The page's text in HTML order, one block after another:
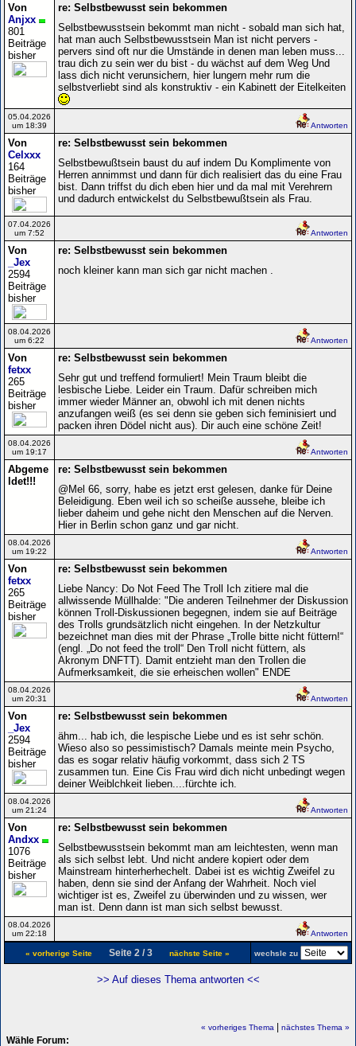
Von
Anjxx
801
Beiträge
bisher
re: Selbstbewusst sein bekommen
Selbstbewusstsein bekommt man nicht - sobald man sich hat,
hat man auch Selbstbewusstsein Man ist nicht pervers -
pervers sind oft nur die Umstände in denen man leben muss...
trau dich zu sein wer du bist - du wächst auf dem Weg Und
lass dich nicht verunsichern, hier lungern mehr rum die
selbstverliebt sind als konstruktiv - ein Kabinett der Eitelkeiten
05.04.2026
um 18:39
Antworten
Von
Celxxx
164
Beiträge
bisher
re: Selbstbewusst sein bekommen
Selbstbewußtsein baust du auf indem Du Komplimente von
Herren annimmst und dann für dich realisiert das du eine Frau
bist. Dann triffst du dich eben hier und da mal mit Verehrern
und dadurch entwickelst du Selbstbewußtsein als Frau.
07.04.2026
um 7:52
Antworten
Von
_Jex
2594
Beiträge
bisher
re: Selbstbewusst sein bekommen
noch kleiner kann man sich gar nicht machen .
08.04.2026
um 6:22
Antworten
Von
fetxx
265
Beiträge
bisher
re: Selbstbewusst sein bekommen
Sehr gut und treffend formuliert! Mein Traum bleibt die
lesbische Liebe. Leider ein Traum. Dafür schreiben mich
immer wieder Männer an, obwohl ich mit denen nichts
anzufangen weiß (es sei denn sie geben sich feminisiert und
packen ihren Dödel nicht aus). Dir auch eine schöne Zeit!
08.04.2026
um 19:17
Antworten
Abgeme
ldet!!!
re: Selbstbewusst sein bekommen
@Mel 66, sorry, habe es jetzt erst gelesen, danke für Deine
Beleidigung. Eben weil ich so scheiße aussehe, bleibe ich
lieber daheim und gehe nicht den Menschen auf die Nerven.
Hier in Berlin schon ganz und gar nicht.
08.04.2026
um 19:22
Antworten
Von
fetxx
265
Beiträge
bisher
re: Selbstbewusst sein bekommen
Liebe Nancy: Do Not Feed The Troll Ich zitiere mal die
allwissende Müllhalde: "Die anderen Teilnehmer der Diskussion
können Troll-Diskussionen begegnen, indem sie auf Beiträge
des Trolls grundsätzlich nicht eingehen. In der Netzkultur
bezeichnet man dies mit der Phrase „Trolle bitte nicht füttern!“
(engl. „Do not feed the troll“ Den Troll nicht füttern, als
Akronym DNFTT). Damit entzieht man den Trollen die
Aufmerksamkeit, die sie erheischen wollen" ENDE
08.04.2026
um 20:31
Antworten
Von
_Jex
2594
Beiträge
bisher
re: Selbstbewusst sein bekommen
ähm... hab ich, die lespische Liebe und es ist sehr schön.
Wieso also so pessimistisch? Damals meinte mein Psycho,
das es sogar relativ häufig vorkommt, dass sich 2 TS
zusammen tun. Eine Cis Frau wird dich nicht unbedingt wegen
deiner Weiblchkeit lieben....fürchte ich.
08.04.2026
um 21:24
Antworten
Von
Andxx
1076
Beiträge
bisher
re: Selbstbewusst sein bekommen
Selbstbewusstsein bekommt man am leichtesten, wenn man
als sich selbst lebt. Und nicht andere kopiert oder dem
Mainstream hinterherhechelt. Dabei ist es wichtig Zweifel zu
haben, denn sie sind der Anfang der Wahrheit. Noch viel
wichtiger ist es, Zweifel zu überwinden und zu wissen, wer
man ist. Denn dann ist man sich selbst bewusst.
08.04.2026
um 22:18
Antworten
« vorherige Seite Seite 2 / 3 nächste Seite » wechsle zu
>> Auf dieses Thema antworten <<
« vorheriges Thema nächstes Thema »
Wähle Forum: